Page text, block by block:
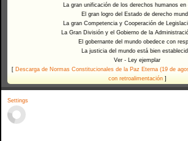
La gran unificación de los derechos humanos en
El gran logro del Estado de derecho
La gran Competencia y Cooperación de
La Gran División y el Gobierno de la
El gobernante del mundo obedece con
La justicia del mundo está bien
Ver - Ley ejemplar
[ Descarga de Normas Constitucionales de la Paz Eterna (19 de
con retroalimentación ]
Settings